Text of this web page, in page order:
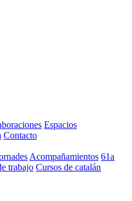
Espacios
Contacto
Acompañamientos 61a
trabajo Cursos de catalán